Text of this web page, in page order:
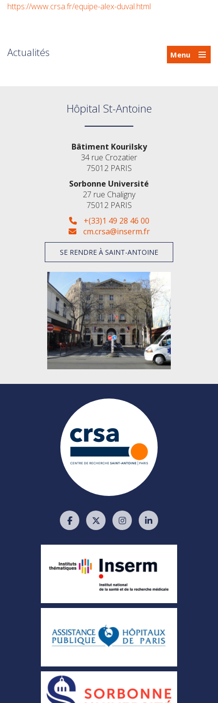
https://www.crsa.fr/equipe-alex-duval.html
Actualités Menu
Hôpital St-Antoine
Bâtiment Kourilsky
34 rue Crozatier
75012 PARIS
Sorbonne Université
27 rue Chaligny
75012 PARIS
+(33)1 49 28 46 00
cm.crsa@inserm.fr
SE RENDRE À SAINT-ANTOINE